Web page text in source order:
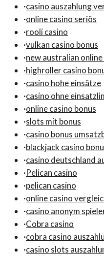
·casino auszahlung
·online casino seriös
·rooli casino
·vulkan casino bonus
·new australian online
·highroller casino
·casino hohe einsätze
·casino ohne
·online casino bonus
·slots mit bonus
·casino bonus
·blackjack casino
·casino deutschland
·Pelican casino
·pelican casino
·online casino
·casino anonym
·Cobra casino
·cobra casino
·casino slots